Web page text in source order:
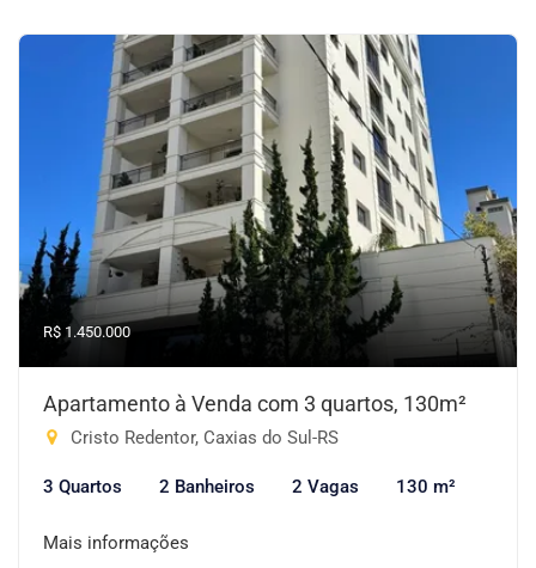
R$ 1.450.000
Apartamento à Venda com 3 quartos, 130m²
Cristo Redentor, Caxias do Sul-RS
3 Quartos 2 Banheiros 2 Vagas 130 m²
Mais informações